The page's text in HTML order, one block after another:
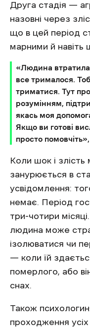
Друга стадія —
назовні через
що в цей період
марними й навіть
«Людина втратила
все трималося.
триматися. Тут
розумінням,
якась моя
Якщо ви готові
просто
Коли шок і
занурюється в
усвідомлення:
немає. Період
три-чотири
людина може
ізолюватися чи
— коли їй
померлого, або
снах.
Також
проходження